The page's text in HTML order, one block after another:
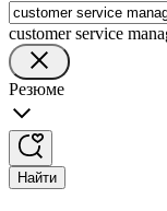
customer service
Резюме
Найти